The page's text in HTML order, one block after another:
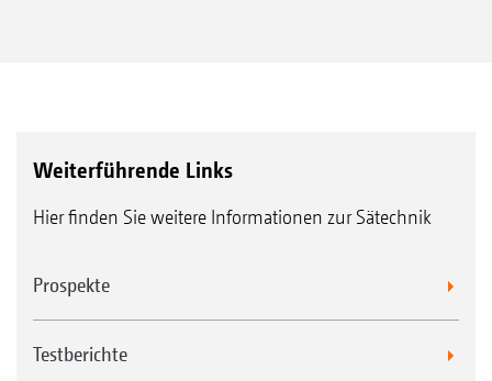
Weiterführende Links
Hier finden Sie weitere Informationen zur Sätechnik
Prospekte
Testberichte